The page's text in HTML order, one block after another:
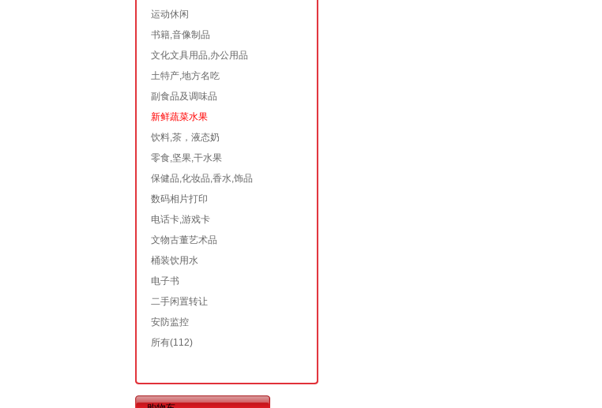
运动休闲
书籍,音像制品
文化文具用品,办公用品
土特产,地方名吃
副食品及调味品
新鲜蔬菜水果
饮料,茶，液态奶
零食,坚果,干水果
保健品,化妆品,香水,饰品
数码相片打印
电话卡,游戏卡
文物古董艺术品
桶装饮用水
电子书
二手闲置转让
安防监控
所有(112)